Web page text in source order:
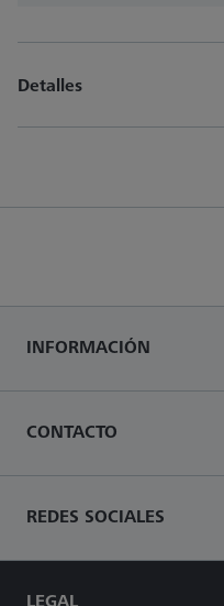
Detalles
INFORMACIÓN
CONTACTO
REDES SOCIALES
LEGAL